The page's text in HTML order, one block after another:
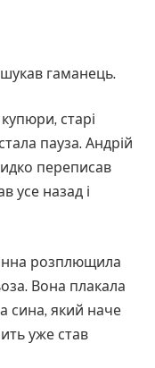
шукав гаманець.
старі
пауза. Андрій
переписав
усе назад і
розплющила
Вона плакала
сина, який наче
уже став